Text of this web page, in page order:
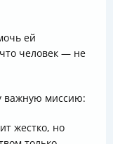
ей
человек — не
важную миссию:
жестко, но